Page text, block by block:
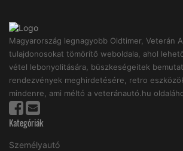
Magyarország legnagyobb Oldtimer, Veterán
tulajdonosokat tömörítő weboldala, ahol
vétel lebonyolitására, büszkeségeitek
rendezvények meghirdetésére, retro
mindenre, ami méltó a veteránautó.hu
Kategóriák
Személyautó